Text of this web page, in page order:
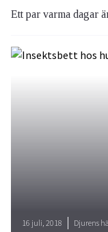
Ett par varma dagar
16 juli, 2018 Djurens